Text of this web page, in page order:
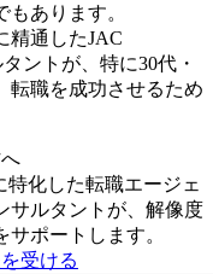
あります。
精通したJAC
ントが、特に30代・
転職を成功させるため
特化した転職エージェ
サルタントが、解像度
ポートします。
受ける